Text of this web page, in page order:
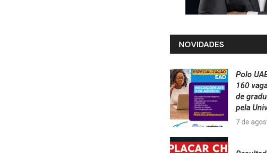
NOVIDADES
Polo
160
de
pela
7 de